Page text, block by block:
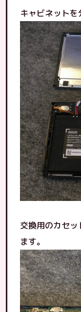
キャビネットを
交換用のカセ
ます。